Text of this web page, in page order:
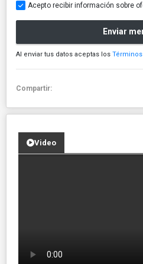
Acepto recibir información sobre
Enviar
Al enviar tus datos aceptas los
Compartir:
Video